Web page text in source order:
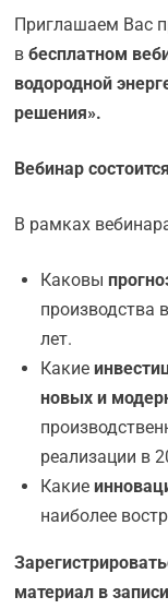
Приглашаем Вас
вбесплатном
водородной
решения».
Вебинар
В рамках
Каковы
производства
лет.
Какие
новых и
реализации в
Какие
наиболее
материал в